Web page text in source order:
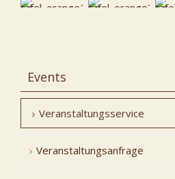
Events
Veranstaltungsservice
Veranstaltungsanfrage